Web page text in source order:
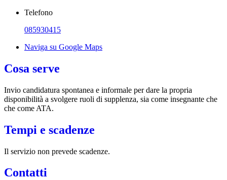
Telefono
085930415
Naviga su Google Maps
Cosa serve
Invio candidatura spontanea e informale per dare la propria
disponibilità a svolgere ruoli di supplenza, sia come insegnante che
che come ATA.
Tempi e scadenze
Il servizio non prevede scadenze.
Contatti